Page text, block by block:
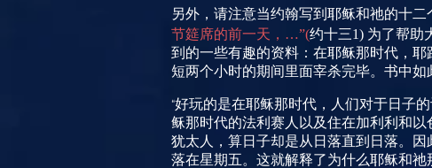
另外，请注意当约翰写到耶稣和祂的十
节筵席的前一天，…”(约十三1) 为了帮助
到的一些有趣的资料：在耶稣那时代，
短两个小时的期间里面宰杀完毕。书中如
“好玩的是在耶稣那时代，人们对于日子
稣那时代的法利赛人以及住在加利利和
犹太人，算日子却是从日落直到日落。因
落在星期五。这就解释了为什么耶稣和